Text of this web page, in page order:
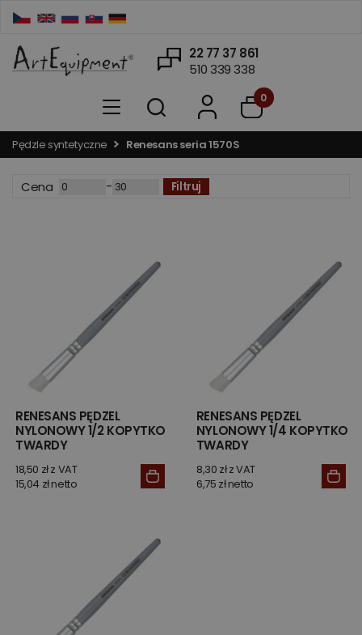
22 77 37 861
510 339 338
0
Pędzle syntetyczne Renesans seria 1570S
Cena - Filtruj
RENESANS PĘDZEL
NYLONOWY 1/2 KOPYTKO
TWARDY
18,50 zł z VAT
15,04 zł netto
RENESANS PĘDZEL
NYLONOWY 1/4 KOPYTKO
TWARDY
8,30 zł z VAT
6,75 zł netto